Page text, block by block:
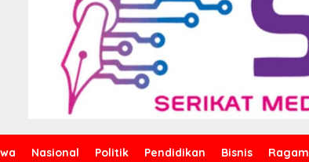
Nasional Politik Pendidikan Bisnis Ragam